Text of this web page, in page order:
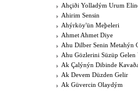
Ahçiði Yolladým Urum
Ahirim Sensin
Ahýrköy'ün Meþeleri
Ahmet Ahmet Diye
Ahu Dilber Senin Metahýn
Ahu Gözlerini Süzüp Gelen
Ak Çalýnýn Dibinde
Ak Devem Düzden Gelir
Ak Güvercin Olaydým